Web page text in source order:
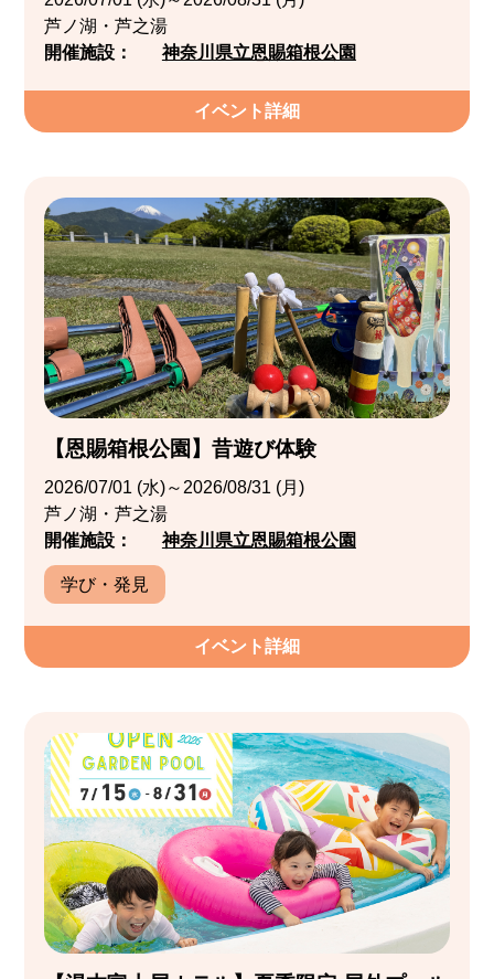
芦ノ湖・芦之湯
開催施設：
神奈川県立恩賜箱根公園
イベント詳細
【恩賜箱根公園】昔遊び体験
2026/07/01 (水)～2026/08/31 (月)
芦ノ湖・芦之湯
開催施設：
神奈川県立恩賜箱根公園
学び・発見
イベント詳細